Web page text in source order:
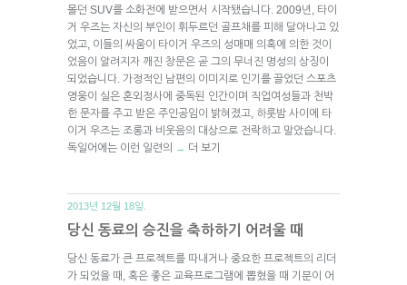
몰던 SUV를 소화전에 받으면서 시작됐습니다. 2009년, 타이
거 우즈는 자신의 부인이 휘두르던 골프채를 피해 달아나고 있
었고, 이들의 싸움이 타이거 우즈의 성매매 의혹에 의한 것이
었음이 알려지자 깨진 창문은 곧 그의 무너진 명성의 상징이
되었습니다. 가정적인 남편의 이미지로 인기를 끌었던 스포츠
영웅이 실은 혼외정사에 중독된 인간이며 직업여성들과 천박
한 문자를 주고 받은 주인공임이 밝혀졌고, 하룻밤 사이에 타
이거 우즈는 조롱과 비웃음의 대상으로 전락하고 말았습니다.
독일어에는 이런 일련의
→ 더 보기
2013년 12월 18일.
당신 동료의 승진을 축하하기 어려울 때
당신 동료가 큰 프로젝트를 따내거나 중요한 프로젝트의 리더
가 되었을 때, 혹은 좋은 교육프로그램에 뽑혔을 때 기분이 어